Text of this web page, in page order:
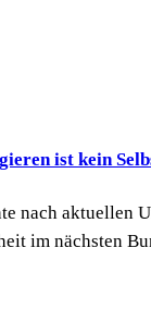
ist kein
nach aktuellen
im nächsten